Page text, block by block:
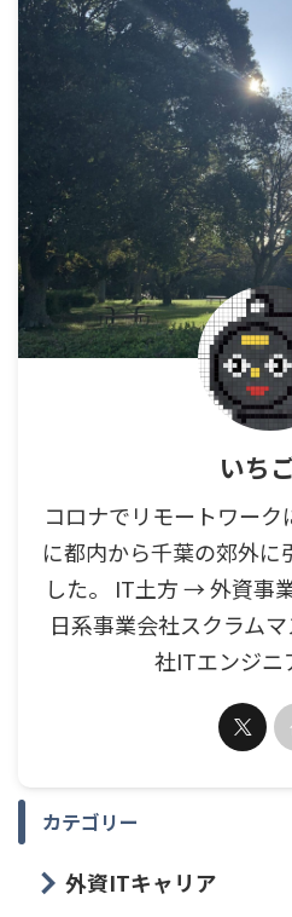
いち
コロナでリモートワー
に都内から千葉の郊外に
した。 IT土方 → 外資事
日系事業会社スクラム
社ITエンジニ
カテゴリー
外資ITキャリア